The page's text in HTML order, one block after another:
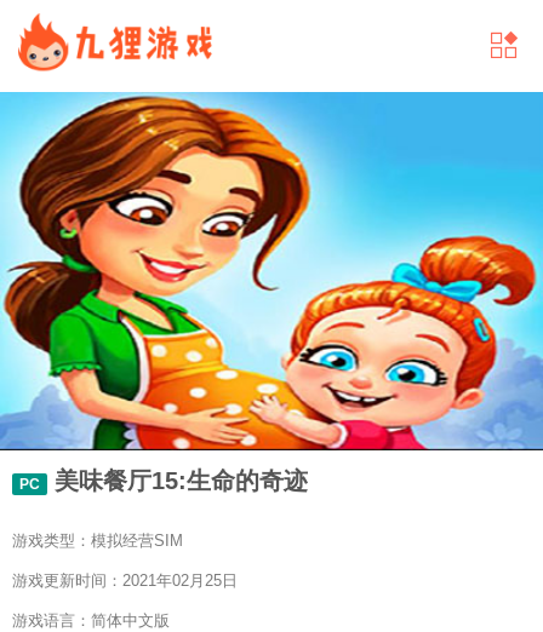
PC 美味餐厅15:生命的奇迹
游戏类型：模拟经营SIM
游戏更新时间：2021年02月25日
游戏语言：简体中文版